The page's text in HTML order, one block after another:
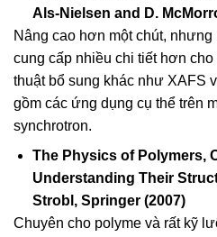
Als-Nielsen and D.
Nâng cao hơn một chút,
cung cấp nhiều chi tiết hơn
thuật bổ sung khác như XAFS
gồm các ứng dụng cụ thể trên
synchrotron.
The Physics of Polymers,
Understanding Their
Strobl, Springer (2007)
Chuyên cho polyme và rất kỹ